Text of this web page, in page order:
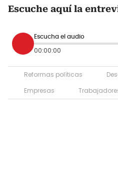
Escuche aquí la
Escucha el audio
00:00:00
Reformas políticas
Empresas